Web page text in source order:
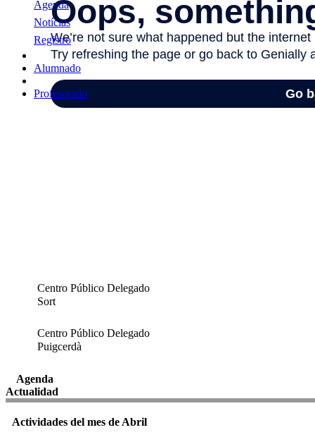
Agenda
Notícias
Registro
Alumnado
Profesorado
Centro Público Delegado
Sort
Centro Público Delegado
Puigcerdà
Agenda
Actualidad
Actividades del mes de Abril